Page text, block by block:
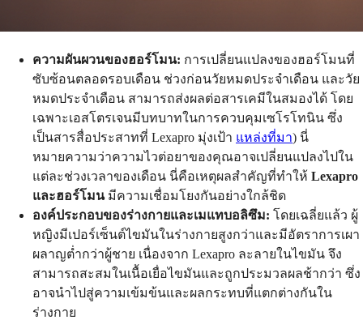
ความผันผวนของฮอร์โมน: การเปลี่ยนแปลงของฮอร์โมนที่
ซับซ้อนตลอดรอบเดือน ช่วงก่อนวัยหมดประจำเดือน และวัย
หมดประจำเดือน สามารถส่งผลต่อสารเคมีในสมองได้ โดย
เฉพาะเอสโตรเจนมีบทบาทในการควบคุมเซโรโทนิน ซึ่ง
เป็นสารสื่อประสาทที่ Lexapro มุ่งเป้า แหล่งที่มา) นี่
หมายความว่าความไวต่อยาของคุณอาจเปลี่ยนแปลงไปใน
แต่ละช่วงเวลาของเดือน นี่คือเหตุผลสำคัญที่ทำให้ Lexapro
และฮอร์โมนมีความเชื่อมโยงกันอย่างใกล้ชิด
องค์ประกอบของร่างกายและเมแทบอลิซึม: โดยเฉลี่ยแล้ว ผู้
หญิงมีเปอร์เซ็นต์ไขมันในร่างกายสูงกว่าและมีอัตราการเผา
ผลาญต่ำกว่าผู้ชาย เนื่องจาก Lexapro ละลายในไขมัน จึง
สามารถสะสมในเนื้อเยื่อไขมันและถูกประมวลผลช้ากว่า ซึ่ง
อาจนำไปสู่ความเข้มข้นและผลกระทบที่แตกต่างกันใน
ร่างกาย